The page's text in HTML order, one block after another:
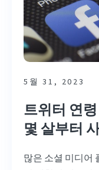
5월 31, 2023
트위터 연
몇 살부터
많은 소셜 미디어